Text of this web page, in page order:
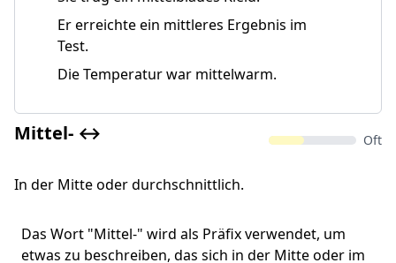
Er erreichte ein mittleres Ergebnis im
Test.
Die Temperatur war mittelwarm.
Mittel- ↔️ Oft
In der Mitte oder durchschnittlich.
Das Wort "Mittel-" wird als Präfix verwendet, um
etwas zu beschreiben, das sich in der Mitte oder im